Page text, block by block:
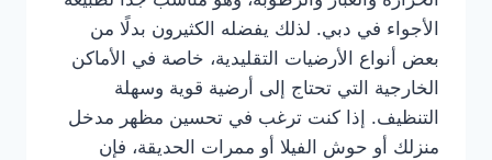
الأجواء في دبي. لذلك يفضله الكثيرون بدلًا من
بعض أنواع الأرضيات التقليدية، خاصة في الأماكن
الخارجية التي تحتاج إلى أرضية قوية وسهلة
التنظيف. إذا كنت ترغب في تحسين مظهر مدخل
منزلك أو حوش الفيلا أو ممرات الحديقة، فإن